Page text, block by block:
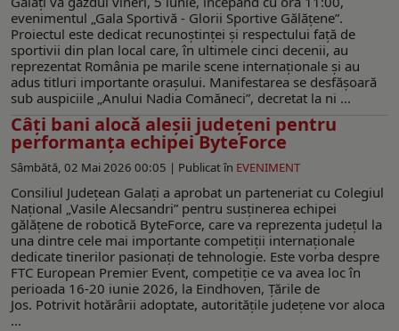
evenimentul „Gala Sportivă - Glorii Sportive Gălățene”.
Proiectul este dedicat recunoștinței și respectului față de
sportivii din plan local care, în ultimele cinci decenii, au
reprezentat România pe marile scene internaționale și au
adus titluri importante orașului. Manifestarea se desfășoară
sub auspiciile „Anului Nadia Comăneci”, decretat la ni ...
Câți bani alocă aleșii județeni pentru
performanța echipei ByteForce
Sâmbătă, 02 Mai 2026 00:05 | Publicat în EVENIMENT
Consiliul Județean Galați a aprobat un parteneriat cu Colegiul
Național „Vasile Alecsandri” pentru susținerea echipei
gălățene de robotică ByteForce, care va reprezenta județul la
una dintre cele mai importante competiții internaționale
dedicate tinerilor pasionați de tehnologie. Este vorba despre
FTC European Premier Event, competiție ce va avea loc în
perioada 16-20 iunie 2026, la Eindhoven, Țările de
Jos. Potrivit hotărârii adoptate, autoritățile județene vor aloca
...